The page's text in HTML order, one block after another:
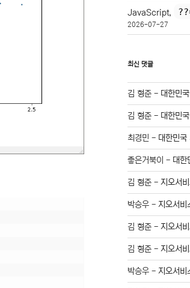
JavaScript,
2026-07-27
최신 댓글
김 형준 - 대한민
김 형준 - 대한민
최경민 - 대한민
좋은거북이 - 대한
김 형준 -지오서
박승우 -지오서
김 형준 -지오서
김 형준 -지오서
박승우 -지오서